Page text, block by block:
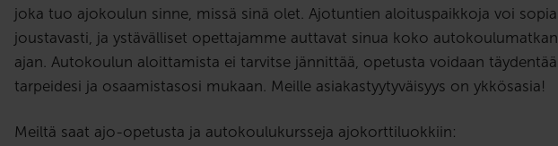
joka tuo ajokoulun sinne, missä sinä olet. Ajotuntien aloituspaikkoja voi sopia
joustavasti, ja ystävälliset opettajamme auttavat sinua koko autokoulumatkan
ajan. Autokoulun aloittamista ei tarvitse jännittää, opetusta voidaan täydentää
tarpeidesi ja osaamistasosi mukaan. Meille asiakastyytyväisyys on ykkösasia!
Meiltä saat ajo-opetusta ja autokoulukursseja ajokorttiluokkiin: